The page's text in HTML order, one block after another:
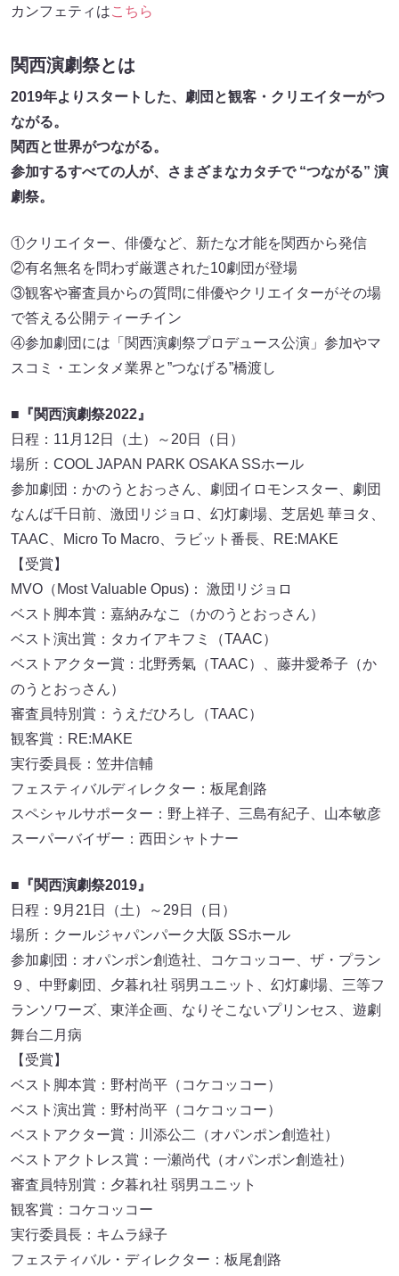
カンフェティはこちら
関西演劇祭とは
2019年よりスタートした、劇団と観客・クリエイターがつ
ながる。
関西と世界がつながる。
参加するすべての人が、さまざまなカタチで “つながる” 演
劇祭。
①クリエイター、俳優など、新たな才能を関西から発信
②有名無名を問わず厳選された10劇団が登場
③観客や審査員からの質問に俳優やクリエイターがその場
で答える公開ティーチイン
④参加劇団には「関西演劇祭プロデュース公演」参加やマ
スコミ・エンタメ業界と”つなげる”橋渡し
■ 『関西演劇祭2022』
日程：11月12日（土）～20日（日）
場所：COOL JAPAN PARK OSAKA SSホール
参加劇団：かのうとおっさん、劇団イロモンスター、劇団
なんば千日前、激団リジョロ、幻灯劇場、芝居処 華ヨタ、
TAAC、Micro To Macro、ラビット番長、RE:MAKE
【受賞】
MVO（Most Valuable Opus)： 激団リジョロ
ベスト脚本賞：嘉納みなこ（かのうとおっさん）
ベスト演出賞：タカイアキフミ（TAAC）
ベストアクター賞：北野秀氣（TAAC）、藤井愛希子（か
のうとおっさん）
審査員特別賞：うえだひろし（TAAC）
観客賞：RE:MAKE
実行委員長：笠井信輔
フェスティバルディレクター：板尾創路
スペシャルサポーター：野上祥子、三島有紀子、山本敏彦
スーパーバイザー：西田シャトナー
■『関西演劇祭2019』
日程：9月21日（土）～29日（日）
場所：クールジャパンパーク大阪 SSホール
参加劇団：オパンポン創造社、コケコッコー、ザ・プラン
９、中野劇団、夕暮れ社 弱男ユニット、幻灯劇場、三等フ
ランソワーズ、東洋企画、なりそこないプリンセス、遊劇
舞台二月病
【受賞】
ベスト脚本賞：野村尚平（コケコッコー）
ベスト演出賞：野村尚平（コケコッコー）
ベストアクター賞：川添公二（オパンポン創造社）
ベストアクトレス賞：一瀬尚代（オパンポン創造社）
審査員特別賞：夕暮れ社 弱男ユニット
観客賞：コケコッコー
実行委員長：キムラ緑子
フェスティバル・ディレクター：板尾創路